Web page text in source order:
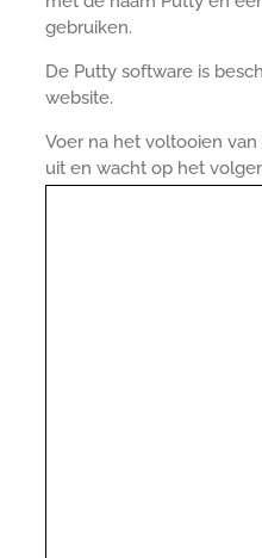
gebruiken.
De Putty software is
website.
Voer na het voltooien
uit en wacht op het